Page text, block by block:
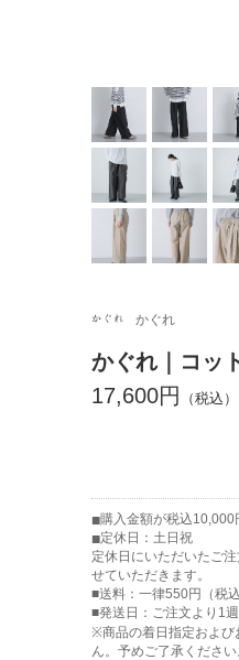
かぐれ
かぐれ｜コッ
17,600円
購入金額が税込10,000
定休日：土日祝
定休日にいただいたご
せていただきます。
■送料：一律550円（税
■発送日：ご注文より1
※商品の着日指定および
ん。予めご了承ください